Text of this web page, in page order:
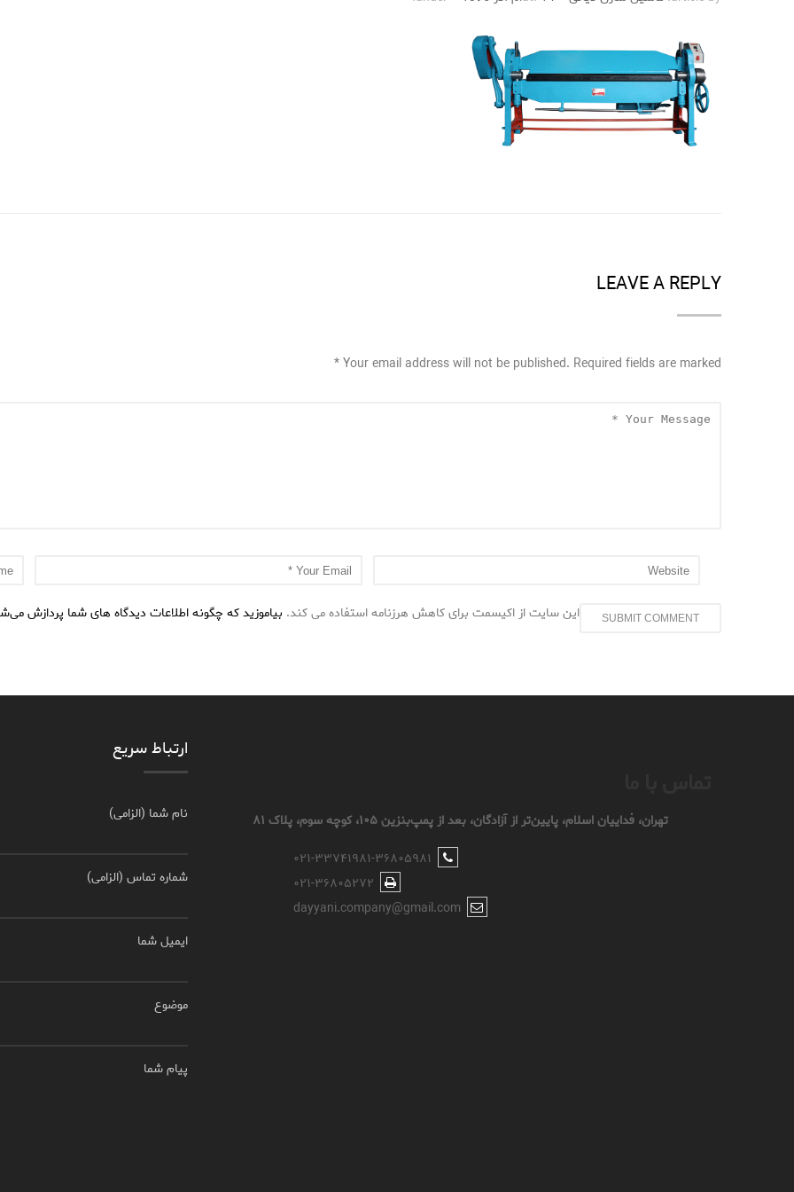
LEAVE A REPLY
Your email address will not be published. Required fields are marked
*
این سایت از اکیسمت برای کاهش هرزنامه استفاده می کند. بیاموزید که چگونه اطلاعات دیدگاه های شما پردازش
تهران، فداییان اسلام، پایین‌تر از آزادگان، بعد از پمپ‌بنزین ۱۰۵، کوچه سوم، پلاک ۸۱
۰۲۱-۳۳۷۴۱۹۸۱-۳۶۸۰۵۹۸۱
۰۲۱-۳۶۸۰۵۲۷۲
dayyani.company@gmail.com
ارتباط سریع
نام شما (الزامی)
شماره تماس (الزامی)
ایمیل شما
موضوع
پیام شما